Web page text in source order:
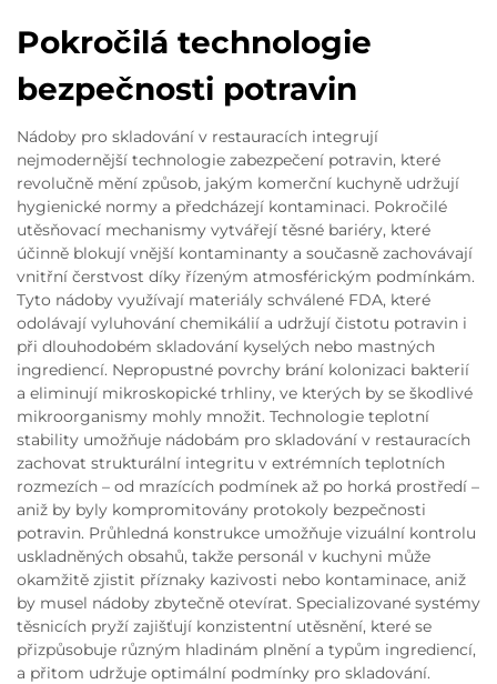
Pokročilá technologie
bezpečnosti potravin
Nádoby pro skladování v restauracích integrují
nejmodernější technologie zabezpečení potravin, které
revolučně mění způsob, jakým komerční kuchyně udržují
hygienické normy a předcházejí kontaminaci. Pokročilé
utěsňovací mechanismy vytvářejí těsné bariéry, které
účinně blokují vnější kontaminanty a současně zachovávají
vnitřní čerstvost díky řízeným atmosférickým podmínkám.
Tyto nádoby využívají materiály schválené FDA, které
odolávají vyluhování chemikálií a udržují čistotu potravin i
při dlouhodobém skladování kyselých nebo mastných
ingrediencí. Nepropustné povrchy brání kolonizaci bakterií
a eliminují mikroskopické trhliny, ve kterých by se škodlivé
mikroorganismy mohly množit. Technologie teplotní
stability umožňuje nádobám pro skladování v restauracích
zachovat strukturální integritu v extrémních teplotních
rozmezích – od mrazících podmínek až po horká prostředí –
aniž by byly kompromitovány protokoly bezpečnosti
potravin. Průhledná konstrukce umožňuje vizuální kontrolu
uskladněných obsahů, takže personál v kuchyni může
okamžitě zjistit příznaky kazivosti nebo kontaminace, aniž
by musel nádoby zbytečně otevírat. Specializované systémy
těsnicích pryží zajišťují konzistentní utěsnění, které se
přizpůsobuje různým hladinám plnění a typům ingrediencí,
a přitom udržuje optimální podmínky pro skladování.